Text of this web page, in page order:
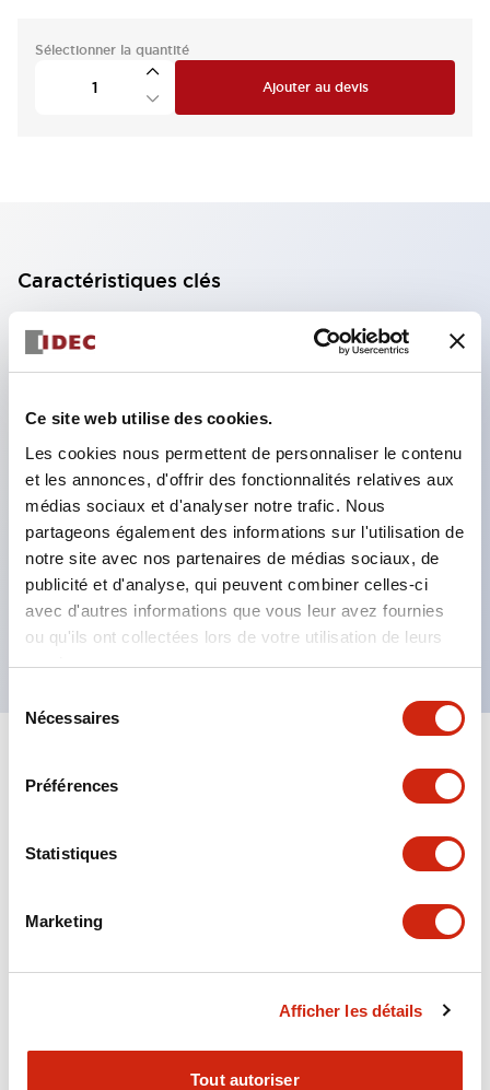
Ce site web utilise des cookies.
Les cookies nous permettent de personnaliser le contenu
et les annonces, d'offrir des fonctionnalités relatives aux
médias sociaux et d'analyser notre trafic. Nous
partageons également des informations sur l'utilisation de
notre site avec nos partenaires de médias sociaux, de
publicité et d'analyse, qui peuvent combiner celles-ci
avec d'autres informations que vous leur avez fournies
ou qu'ils ont collectées lors de votre utilisation de leurs
services.
Nécessaires
Préférences
Statistiques
Marketing
Afficher les détails
Tout autoriser
Sélectionner la quantité
Ajouter au devis
Caractéristiques clés
Bloc de contact à 2 étages avec 2 contacts,
permettant une configuration à 4 contacts
contact à 11 étages), 59,9 mm (*bloc de contact à
22 étages). Conception peu encombrante
possible.
Structure de sécurité de 3e génération :
déclenchement à 2 actions, garde intégrée,
structure de protection des doigts IP20.
Tout développer+
Functional Specifications
Mounting and Installation Specifications